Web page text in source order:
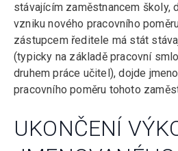
stávajícím zaměstnancem školy,
vzniku nového pracovního
zástupcem ředitele má stát
(typicky na základě pracovní
druhem práce učitel), dojde
pracovního poměru tohoto
UKONČENÍ